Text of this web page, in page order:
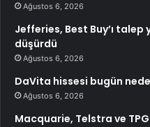
Ağustos 6, 2026
Jefferies, Best Buy’ı
düşürdü
Ağustos 6, 2026
DaVita hissesi bugün
Ağustos 6, 2026
Macquarie, Telstra ve